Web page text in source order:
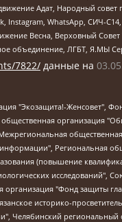
Адат, Народный
Instagram, WhatsApp, СИЧ-
Весна, Верховный
объединение, ЛГБТ, Я.МЫ
7822/ данные на
Татаро-башкирская служба Радио Свобода (Azatliq Radiosi), Радио Свободная Европа/Радио Свобода (PCE/PC), "Сибирь.Реалии", "Фактограф", Благотворительный фонд помощи осужденным и их семьям, Автономная некоммерческая организация "Институт глобализации и социальных движений", Фонд "В защиту прав заключенных", Частное учреждение "Центр поддержки и содействия развитию средств массовой информации", Пензенский региональный общественный благотворительный фонд "Гражданский союз", "Север.Реалии", Некоммерческая организация Фонд "Правовая инициатива", Общество с ограниченной ответственностью "Радио Свободная Европа/Радио Свобода", Чешское информационное агентство "MEDIUM-ORIENT", Красноярская региональная общественная организация "Мы против СПИДа", Камалягин Денис Николаевич, Маркелов Сергей Евгеньевич, Пономарев Лев Александрович, Савицкая Людмила Алексеевна, Автономная некоммерческая организация "Центр по работе с проблемой насилия "НАСИЛИЮ.НЕТ", Межрегиональный профессиональный союз работников здравоохранения "Альянс врачей", Юридическое лицо, зарегистрированное в Латвийской Республике, SIA "Medusa Project" (регистрационный номер 40103797863, дата регистрации 10.06.2014), Некоммерческая организация "Фонд по борьбе с